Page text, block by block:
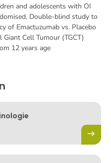
and adolescents with OI
Double-blind study to
of Emactuzumab vs. Placebo
Cell Tumour (TGCT)
12 years age